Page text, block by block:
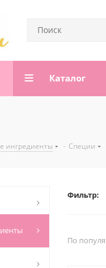
Каталог
ингредиенты - Специи
Фильтр:
По